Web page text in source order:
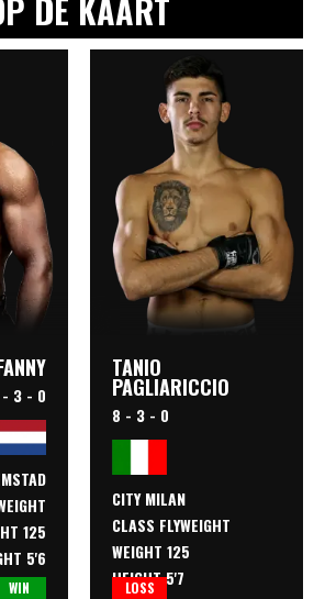
DE KAART
- 3 - 0
125
5'6
WIN
TANIO
PAGLIARICCIO
8 - 3 - 0
CITY MILAN
CLASS FLYWEIGHT
WEIGHT 125
HEIGHT 5'7
LOSS